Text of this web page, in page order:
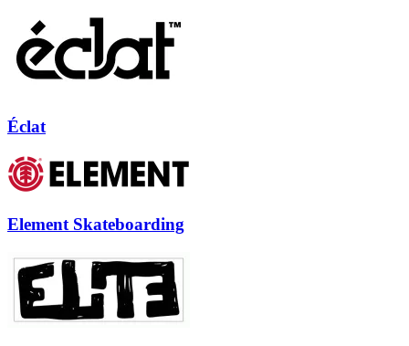
Éclat
Element Skateboarding